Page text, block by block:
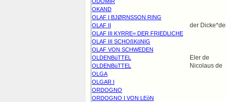
OKAND
OLAF I BJØRNSSON RING
OLAF II
der
OLAF III KYRRE= DER FRIEDLICHE
OLAF III SCHOßKöNIG
OLAF VON SCHWEDEN
OLDENBüTTEL
Eler de
OLDENBüTTEL Nicolaus de
OLGA
OLGAR I
ORDOGNO
ORDOGNO I VON LEòN